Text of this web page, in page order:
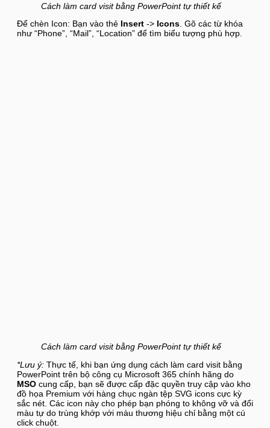
Cách làm card visit bằng PowerPoint tự thiết kế
Để chèn Icon: Bạn vào thẻ Insert -> Icons. Gõ các từ khóa
như “Phone”, “Mail”, “Location” để tìm biểu tượng phù hợp.
Cách làm card visit bằng PowerPoint tự thiết kế
*Lưu ý: Thực tế, khi bạn ứng dụng cách làm card visit bằng
PowerPoint trên bộ công cụ Microsoft 365 chính hãng do
MSO cung cấp, bạn sẽ được cấp đặc quyền truy cập vào kho
đồ họa Premium với hàng chục ngàn tệp SVG icons cực kỳ
sắc nét. Các icon này cho phép bạn phóng to không vỡ và đổi
màu tự do trùng khớp với màu thương hiệu chỉ bằng một cú
click chuột.